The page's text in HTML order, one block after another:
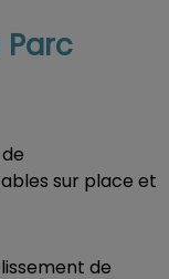
Parc
sur place et
de